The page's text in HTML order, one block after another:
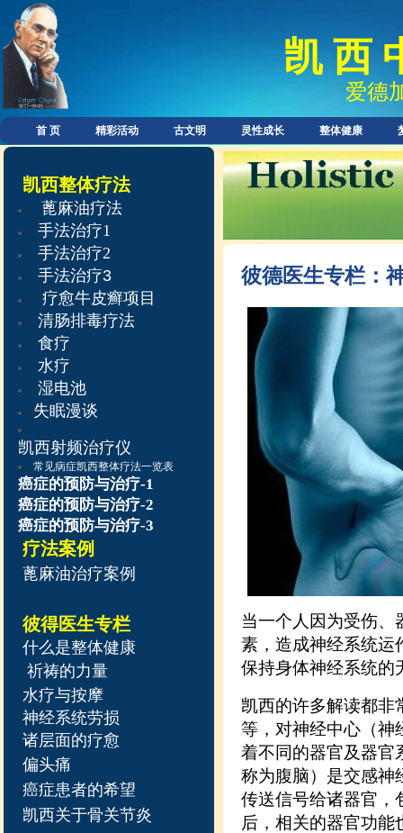
首 页 精彩活动 古文明 灵性成长 整体健康
凯 西
爱德
凯西整体疗法
蓖麻油疗法
手法治疗1
手法治疗2
手法治疗3
疗愈牛皮癣项目
清肠排毒疗法
食疗
水疗
湿电池
失眠漫谈
凯西射频治疗仪
常见病症凯西整体疗法一览表
癌症的预防与治疗-1
癌症的预防与治疗-2
癌症的预防与治疗-3
疗法案例
蓖麻油治疗案例
彼得医生专栏
什么是整体健康
祈祷的力量
水疗与按摩
神经系统劳损
诸层面的疗愈
偏头痛
癌症患者的希望
凯西关于骨关节炎
彼德医生专栏：
当一个人因为受伤、
素，造成神经系统运
保持身体神经系统的
凯西的许多解读都非
等，对神经中心（神
着不同的器官及器官
称为腹脑）是交感神
传送信号给诸器官，
后，相关的器官功能